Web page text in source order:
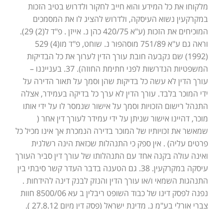
מלקוחו את כל המידע והוא חייב לחקור ולדרוש בטיב הזכות
במקרקעין נשוא העיסקה, ולדרוש להציג לו את המסמכים
המוכיחים את הזכות (ע"א 420/75 כהן נ. אייזן . פ"ד ל(2) 29).
וראה גם ע"א 751/89 מוסהפור נ. שוחט, פ"ד מו(4) 529
(1992) שם נקבעה חובת עורך הדין לערוך את כל הבדיקות
המשפטיות הנדרשות לפני חתימת החוזה). 37. בענייננו –
עורך הדין לא עשה כל בדיקות שהן וסמך על תאור הדירה על
ידי המוכר בלבד. עורך הדין לא ערך כל בדיקה בעמידר, אצלה
התנהל רישום הזכויות וסמך על אישור שנמסר לו על ידי אותו
מוכר, דהיינו אישור שניתן על ידי עמידר לעורך דין אחר (
שמאשר את זכויותיו של המוכר בדירה הנמכרת אך אינו מכיל כל
פרטים עליה) . אין ספק כי התנהלות שכזאת הינה רשלנית
ואינה עולה בקנה אחד עם התנהלותו של עורך דין סביר העורך
עיסקה במקרקעין. 38. גם הטענה בדבר העדר קשר סיבתי בין
התנהגות השמאי ו/או עורך הדין והנזק לבנק דינה להידחות .
נפנה לפסק דינו של כבוד השופט ריבלין ב עא 8500/06 חוות
צברי אורלי בע"מ נ. מדינת ישראל (פסק דין מיום 27.8.12 ).